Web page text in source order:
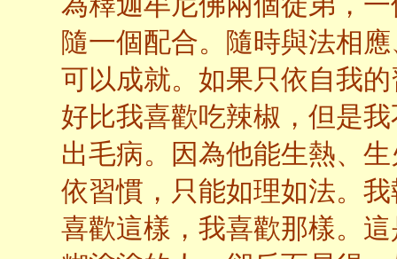
隨一個配合。隨時與法相
可以成就。如果只依自我
好比我喜歡吃辣椒，但是
出毛病。因為他能生熱、
依習慣，只能如理如法。
喜歡這樣，我喜歡那樣。